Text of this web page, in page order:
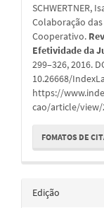
artigo
SCHWERTNER,
Colaboração
Cooperativo.
Efetividade da
299–326, 2016.
10.26668/
https://
cao/article/view/
FOMATOS DE
Edição